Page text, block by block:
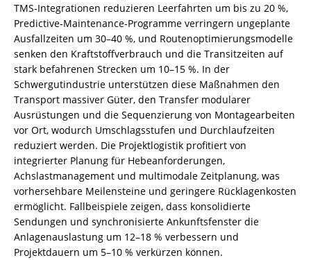
TMS‑Integrationen reduzieren Leerfahrten um bis zu 20 %,
Predictive‑Maintenance‑Programme verringern ungeplante
Ausfallzeiten um 30–40 %, und Routenoptimierungsmodelle
senken den Kraftstoffverbrauch und die Transitzeiten auf
stark befahrenen Strecken um 10–15 %. In der
Schwergutindustrie unterstützen diese Maßnahmen den
Transport massiver Güter, den Transfer modularer
Ausrüstungen und die Sequenzierung von Montagearbeiten
vor Ort, wodurch Umschlagsstufen und Durchlaufzeiten
reduziert werden. Die Projektlogistik profitiert von
integrierter Planung für Hebeanforderungen,
Achslastmanagement und multimodale Zeitplanung, was
vorhersehbare Meilensteine und geringere Rücklagenkosten
ermöglicht. Fallbeispiele zeigen, dass konsolidierte
Sendungen und synchronisierte Ankunftsfenster die
Anlagenauslastung um 12–18 % verbessern und
Projektdauern um 5–10 % verkürzen können.